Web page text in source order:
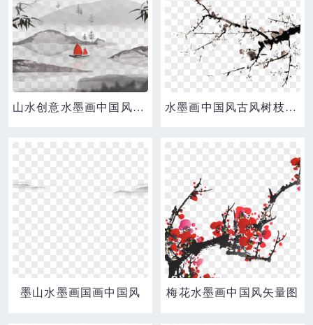
山水创意水墨画中国风传统元素 水墨画中国风古风树枝花朵
墨山水墨画国画中国风 梅花水墨画中国风矢量图